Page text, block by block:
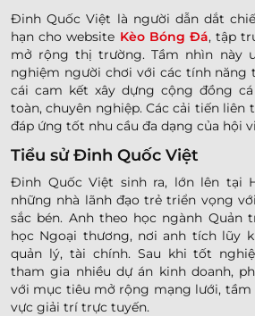
Đinh Quốc Việt là người dẫn dắt
hạn cho website Kèo Bóng Đá, tập
mở rộng thị trường. Tầm nhìn này
nghiệm người chơi với các tính năng
cái cam kết xây dựng cộng đồng
toàn, chuyên nghiệp. Các cải tiến liên
đáp ứng tốt nhu cầu đa dạng của hội
Tiểu sử Đinh Quốc Việt
Đinh Quốc Việt sinh ra, lớn lên tại
những nhà lãnh đạo trẻ triển vọng
sắc bén. Anh theo học ngành Quản
học Ngoại thương, nơi anh tích lũy
quản lý, tài chính. Sau khi tốt
tham gia nhiều dự án kinh doanh,
với mục tiêu mở rộng mạng lưới,
vực giải trí trực tuyến.